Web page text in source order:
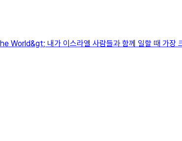
내가 이스라엘 사람들과 함께 일할 때 가장 크